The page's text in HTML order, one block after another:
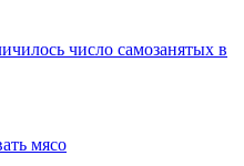
число самозанятых в
мясо